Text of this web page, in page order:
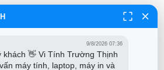
9/8/2026 07:36
khách 👋 Vi Tính Trường Thịnh
máy tính, laptop, máy in và